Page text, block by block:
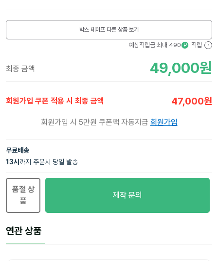
박스 테이프 다른 상품 보기
예상적립금 최대 490 P 적립 ?
최종 금액 49,000원
회원가입 쿠폰 적용 시 최종 금액 47,000원
회원가입 시 5만원 쿠폰팩 자동지급 회원가입
무료배송
13시 까지 주문시 당일 발송
품절 상
품
제작 문의
연관 상품